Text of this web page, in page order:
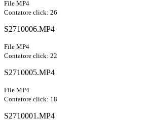
File MP4
Contatore click: 26
S2710006.MP4
File MP4
Contatore click: 22
S2710005.MP4
File MP4
Contatore click: 18
S2710001.MP4